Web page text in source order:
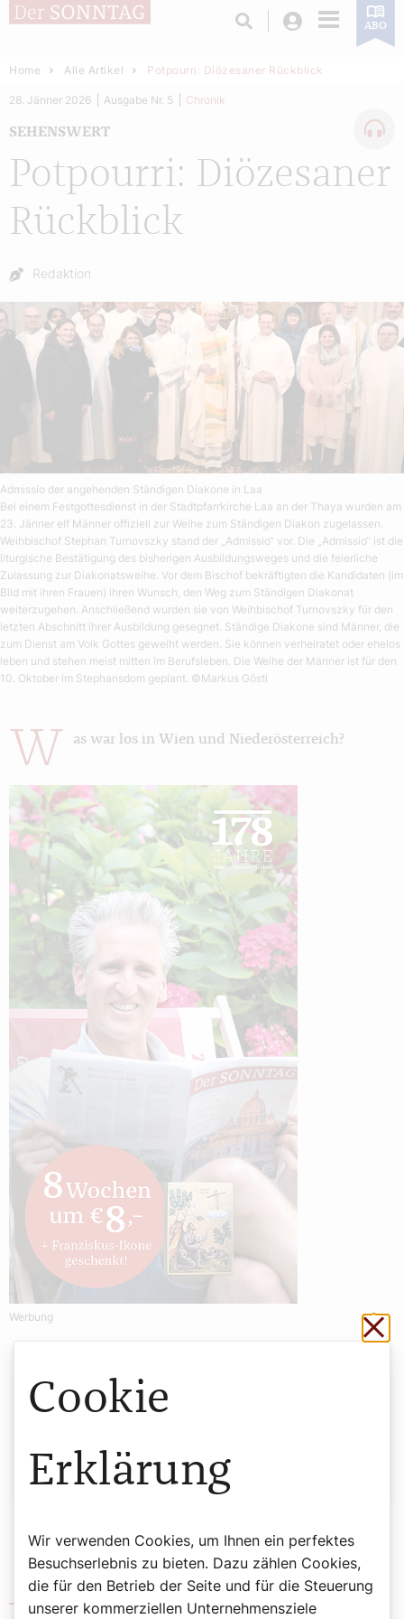
Login ABO
Home Alle Artikel Potpourri: Diözesaner Rückblick
Potpourri: Diözesaner
Rückblick
SEHENSWERT
28. Jänner 2026 Ausgabe Nr. 5 Chronik
Autor:
Redaktion
Admissio der angehenden Ständigen Diakone in Laa
Bei einem Festgottesdienst in der Stadtpfarrkirche Laa an der Thaya wurden am
23. Jänner elf Männer offiziell zur Weihe zum Ständigen Diakon zugelassen.
Weihbischof Stephan Turnovszky stand der „Admissio“ vor. Die „Admissio“ ist die
liturgische Bestätigung des bisherigen Ausbildungsweges und die feierliche
Zulassung zur Diakonatsweihe. Vor dem Bischof bekräftigten die Kandidaten (im
Bild mit ihren Frauen) ihren Wunsch, den Weg zum Ständigen Diakonat
weiterzugehen. Anschließend wurden sie von Weihbischof Turnovszky für den
letzten Abschnitt ihrer Ausbildung gesegnet. Ständige Diakone sind Männer, die
zum Dienst am Volk Gottes geweiht werden. Sie können verheiratet oder ehelos
leben und stehen meist mitten im Berufsleben. Die Weihe der Männer ist für den
10. Oktober im Stephansdom geplant. ©Markus Göstl
W as war los in Wien und Niederösterreich?
Werbung
Autor:
Diakone in Wien
Cookie
Erklärung
Wir verwenden Cookies, um Ihnen ein perfektes
Besuchserlebnis zu bieten. Dazu zählen Cookies,
die für den Betrieb der Seite und für die Steuerung
unserer kommerziellen Unternehmensziele